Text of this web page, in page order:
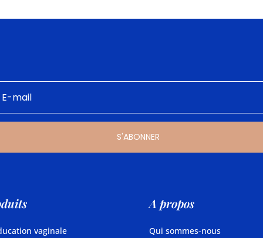
S'ABONNER
vaginale
A propos
Qui sommes-nous